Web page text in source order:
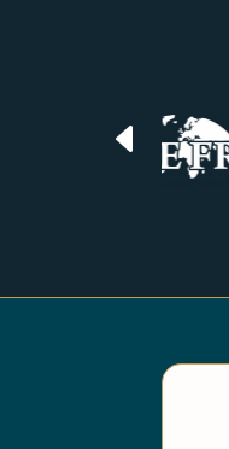
D